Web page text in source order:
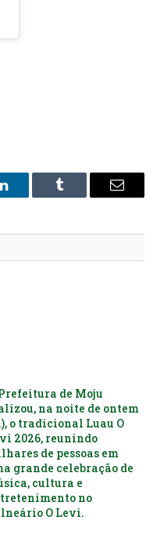
LinkedIn Tumblr
E-
de Moju
na noite de ontem
o tradicional Luau O
2026, reunindo
de pessoas em
grande celebração de
cultura e
no
O Levi.